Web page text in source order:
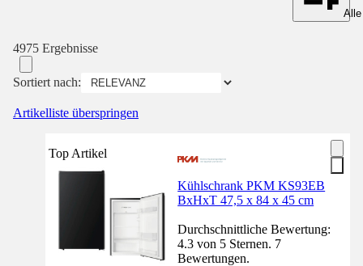
4975 Ergebnisse
Sortiert nach:
Artikelliste überspringen
Top Artikel
Kühlschrank PKM KS93EB
BxHxT 47,5 x 84 x 45 cm
Durchschnittliche Bewertung:
4.3 von 5 Sternen. 7
Bewertungen.